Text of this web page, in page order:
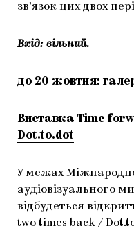
зв’язок цих двох
Вхід: вільний.
до 20 жовтня:
Виставка Time
Dot.to.dot
У межах
аудіовізуального
відбудеться
two times back /